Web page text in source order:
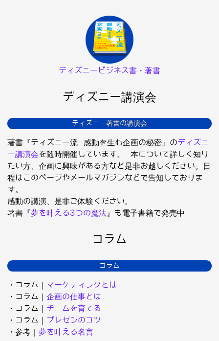
ディズニービジネス書・著書
ディズニー講演会
ディズニー著書の講演会
著書『ディズニー流 感動を生む企画の秘密』のディズニ
ー講演会を随時開催しています。 本について詳しく知り
たい方、企画に興味がある方など是非お越しください。日
程はこのページやメールマガジンなどで告知しておりま
す。
感動の講演、是非ご体験ください。
著書『夢を叶える3つの魔法 』も電子書籍で発売中
コラム
コラム
・コラム｜ マーケティングとは
・コラム｜ 企画の仕事とは
・コラム｜ チームを育てる
・コラム｜ プレゼンのコツ
・参考｜ 夢を叶える名言